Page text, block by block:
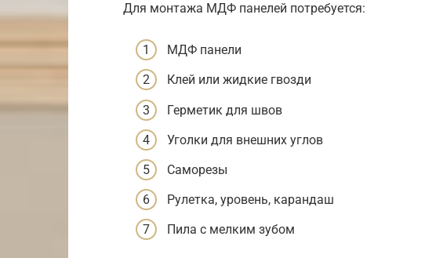
Для монтажа МДФ панелей потребуется:
МДФ панели
Клей или жидкие гвозди
Герметик для швов
Уголки для внешних углов
Саморезы
Рулетка, уровень, карандаш
Пила с мелким зубом